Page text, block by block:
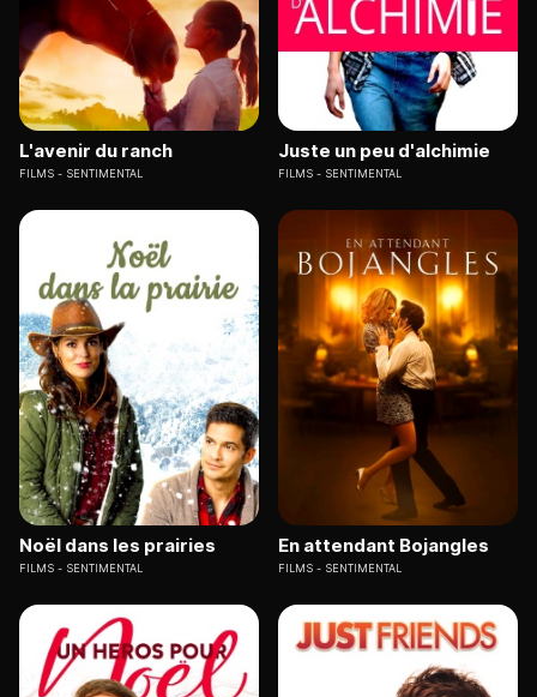
L'avenir du ranch
FILMS SENTIMENTAL
Juste un peu d'alchimie
FILMS SENTIMENTAL
Noël dans les prairies
FILMS SENTIMENTAL
En attendant Bojangles
FILMS SENTIMENTAL